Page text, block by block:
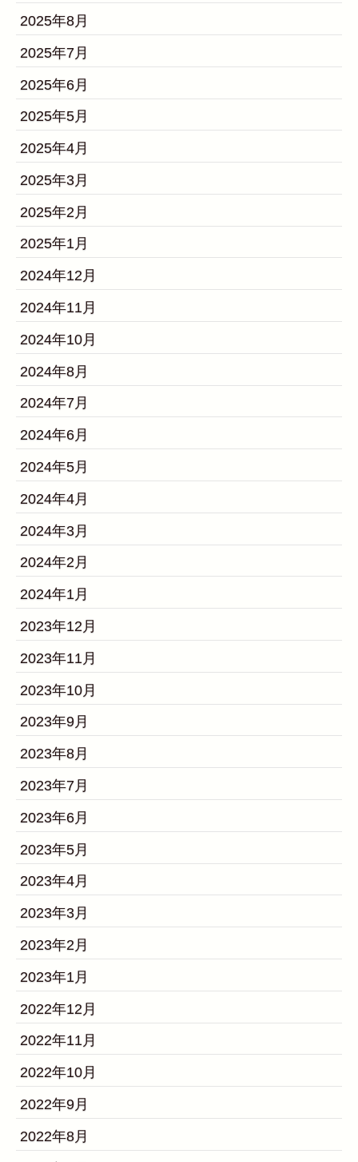
2025年8月
2025年7月
2025年6月
2025年5月
2025年4月
2025年3月
2025年2月
2025年1月
2024年12月
2024年11月
2024年10月
2024年8月
2024年7月
2024年6月
2024年5月
2024年4月
2024年3月
2024年2月
2024年1月
2023年12月
2023年11月
2023年10月
2023年9月
2023年8月
2023年7月
2023年6月
2023年5月
2023年4月
2023年3月
2023年2月
2023年1月
2022年12月
2022年11月
2022年10月
2022年9月
2022年8月